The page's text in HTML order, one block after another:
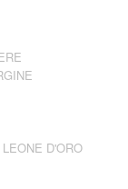
LEONE D'ORO